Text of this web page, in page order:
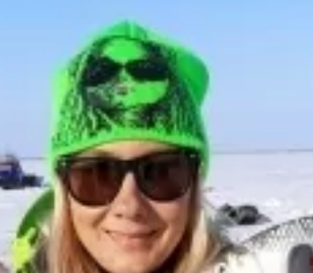
Люди, прославившие Алтай
Карты и буклеты